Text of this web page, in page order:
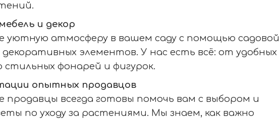
и декор
уютную атмосферу в вашем саду с помощью садовой
декоративных элементов. У нас есть всё: от удобных
стильных фонарей и фигурок.
опытных продавцов
всегда готовы помочь вам с выбором и
по уходу за растениями. Мы знаем, как важно